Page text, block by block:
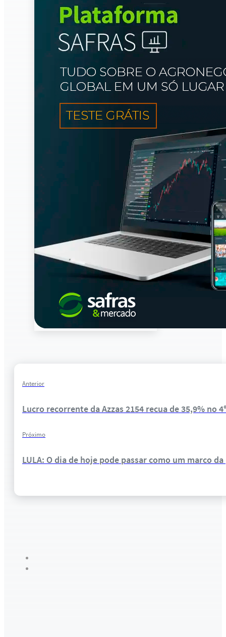
Anterior
Lucro recorrente da Azzas 2154 recua de 35,9% no
Próximo
LULA: O dia de hoje pode passar como um marco